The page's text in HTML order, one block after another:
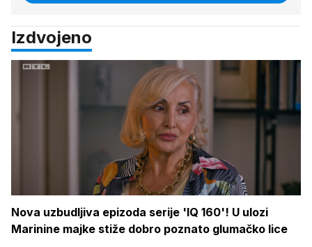
Izdvojeno
Nova uzbudljiva epizoda serije 'IQ 160'! U ulozi
Marinine majke stiže dobro poznato glumačko lice